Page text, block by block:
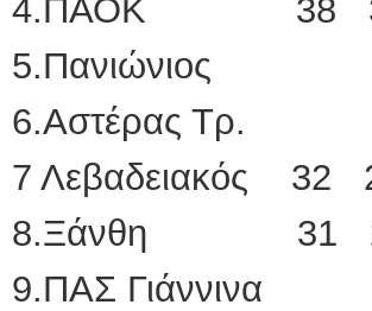
4.ΠΑΟΚ 38
5.Πανιώνιος
6.Αστέρας Τρ.
7 Λεβαδειακός 32
8.Ξάνθη 31
9.ΠΑΣ